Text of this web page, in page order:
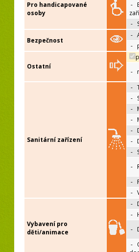
Pro handicapované
osoby
-
-
Bezpečnost
-
-
Ostatní
-
Sanitární zařízení
-
-
-
-
-
-
-
-
-
-
Vybavení pro
děti/animace
-
-
-
-